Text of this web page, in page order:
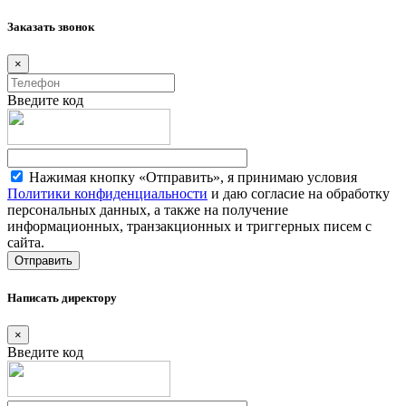
Заказать звонок
×
Введите код
Нажимая кнопку «Отправить», я принимаю условия
Политики конфиденциальности и даю согласие на обработку
персональных данных, а также на получение
информационных, транзакционных и триггерных писем с
сайта.
Написать директору
×
Введите код